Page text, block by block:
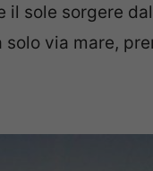
il sole sorgere
via mare,